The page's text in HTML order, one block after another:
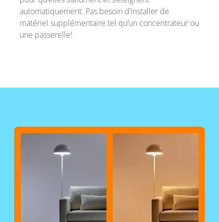
automatiquement. Pas besoin d’installer de
matériel supplémentaire tel qu’un concentrateur ou
une passerelle!